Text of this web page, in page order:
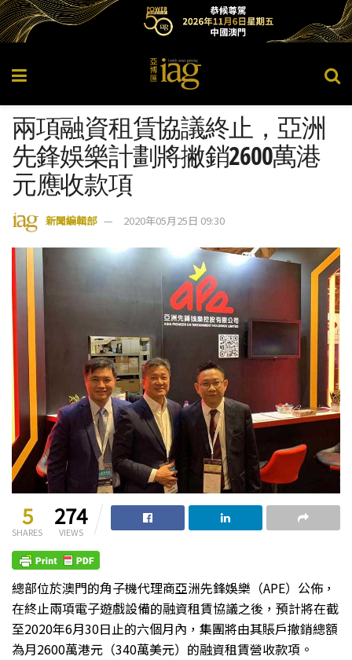
兩項融資租賃協議終止，亞洲
先鋒娛樂計劃將撇銷2600萬港
元應收款項
新聞編輯部 2020年05月25日 09:30
5
SHARES
274
VIEWS
總部位於澳門的角子機代理商亞洲先鋒娛樂（APE）公佈，
在終止兩項電子遊戲設備的融資租賃協議之後，預計將在截
至2020年6月30日止的六個月內，集團將由其賬戶撤銷總額
為月2600萬港元（340萬美元）的融資租賃營收款項。